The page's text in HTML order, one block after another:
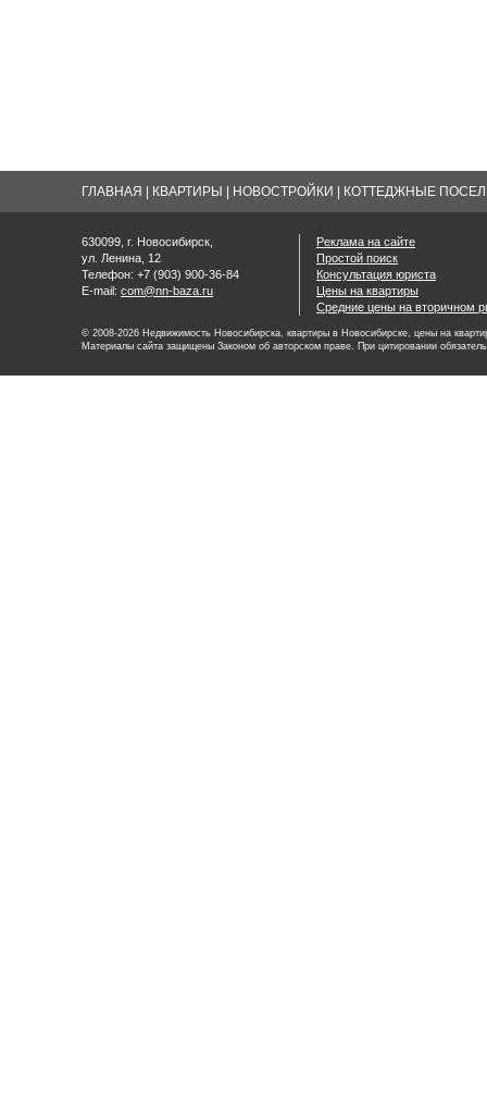
ГЛАВНАЯ КВАРТИРЫ НОВОСТРОЙКИ КОТТЕДЖНЫЕ
630099, г. Новосибирск,
ул. Ленина, 12
Телефон: +7 (903) 900-36-84
E-mail: com@nn-baza.ru
Реклама на сайте
Простой поиск
Консультация юриста
Цены на квартиры
Средние цены на вторичном
© 2008-2026 Недвижимость Новосибирска, квартиры в Новосибирске, цены на
Материалы сайта защищены Законом об авторском праве. При цитировании